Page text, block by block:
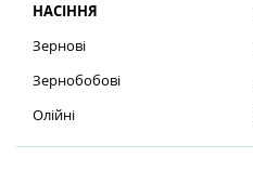
НАСІННЯ
Зернові
Зернобобові
Олійні